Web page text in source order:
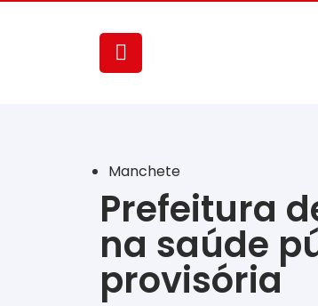
Manchete
Prefeitura
na saúde
provisória